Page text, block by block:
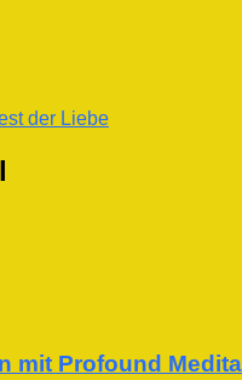
der Liebe
mit Profound